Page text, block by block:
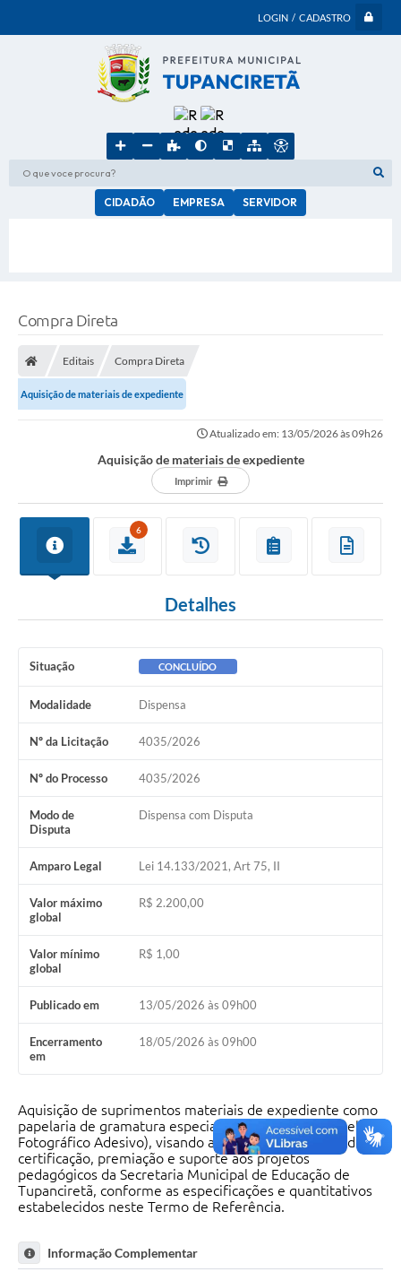
LOGIN / CADASTRO
O que voce procura?
CIDADÃO EMPRESA SERVIDOR
Compra Direta
Editais Compra Direta
Aquisição de materiais de expediente
Atualizado em: 13/05/2026 às 09h26
Aquisição de materiais de expediente
Imprimir
6
Detalhes
Situação CONCLUÍDO
Modalidade Dispensa
Nº da Licitação 4035/2026
Nº do Processo 4035/2026
Modo de
Disputa
Dispensa com Disputa
Amparo Legal Lei 14.133/2021, Art 75, II
Valor máximo
global
R$ 2.200,00
Valor mínimo
global
R$ 1,00
Publicado em 13/05/2026 às 09h00
Encerramento
em
18/05/2026 às 09h00
Aquisição de suprimentos materiais de expediente como
papelaria de gramatura especial (Papel Cartão e Papel
Fotográfico Adesivo), visando atender às demandas de
certificação, premiação e suporte aos projetos
pedagógicos da Secretaria Municipal de Educação de
Tupanciretã, conforme as especificações e quantitativos
estabelecidos neste Termo de Referência.
Informação Complementar